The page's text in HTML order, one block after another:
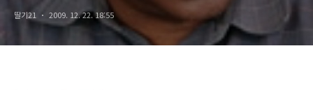
딸기21 2009. 12. 22. 18:55